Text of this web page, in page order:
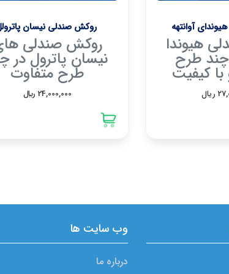
آوانتهه
هیوندا
چند طرح
کیفیت
روکش صندلی نیسان
روکش صندلی
نیسان پاترول در
طرح متفاوت
24,000,000 ريال
وب سايت ها
درباره ما